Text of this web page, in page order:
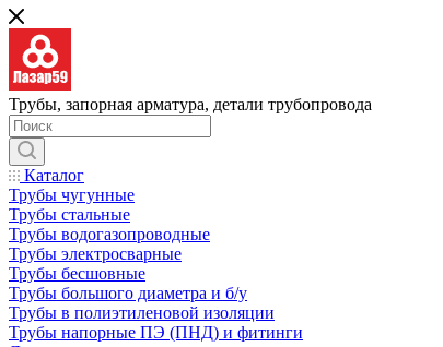
Трубы, запорная арматура, детали трубопровода
Каталог
Трубы чугунные
Трубы стальные
Трубы водогазопроводные
Трубы электросварные
Трубы бесшовные
Трубы большого диаметра и б/у
Трубы в полиэтиленовой изоляции
Трубы напорные ПЭ (ПНД) и фитинги